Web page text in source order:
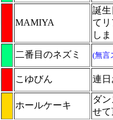
MAMIYA
誕
て
し
二番目のネズミ (無言
こゆびん 連
ホールケーキ
ダ
せ